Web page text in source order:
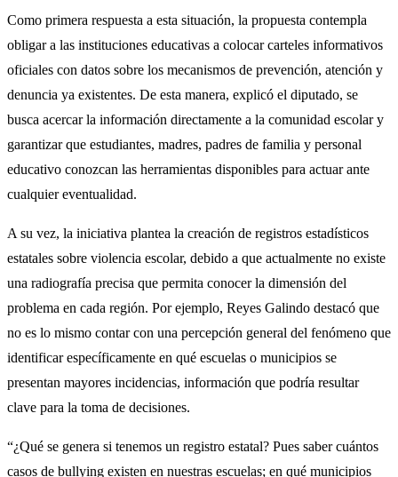
Como primera respuesta a esta situación, la propuesta contempla
obligar a las instituciones educativas a colocar carteles informativos
oficiales con datos sobre los mecanismos de prevención, atención y
denuncia ya existentes. De esta manera, explicó el diputado, se
busca acercar la información directamente a la comunidad escolar y
garantizar que estudiantes, madres, padres de familia y personal
educativo conozcan las herramientas disponibles para actuar ante
cualquier eventualidad.
A su vez, la iniciativa plantea la creación de registros estadísticos
estatales sobre violencia escolar, debido a que actualmente no existe
una radiografía precisa que permita conocer la dimensión del
problema en cada región. Por ejemplo, Reyes Galindo destacó que
no es lo mismo contar con una percepción general del fenómeno que
identificar específicamente en qué escuelas o municipios se
presentan mayores incidencias, información que podría resultar
clave para la toma de decisiones.
“¿Qué se genera si tenemos un registro estatal? Pues saber cuántos
casos de bullying existen en nuestras escuelas; en qué municipios